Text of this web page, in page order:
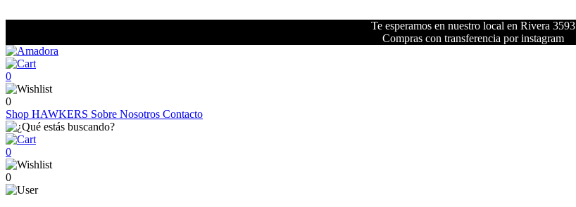
Te esperamos en nuestro local en Rivera 3593
Compras con transferencia por instagram
0
0
Shop HAWKERS Sobre Nosotros Contacto
0
0